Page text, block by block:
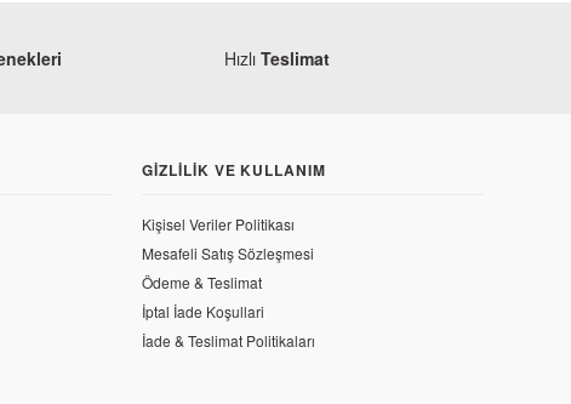
Yamaha YBR 125 ESD Ön Fren Alt Merkez
Hızlı Teslimat
GIZLILIK VE KULLANIM
Kişisel Veriler Politikası
Mesafeli Satış Sözleşmesi
Ödeme & Teslimat
İptal İade Koşullari
İade & Teslimat Politikaları